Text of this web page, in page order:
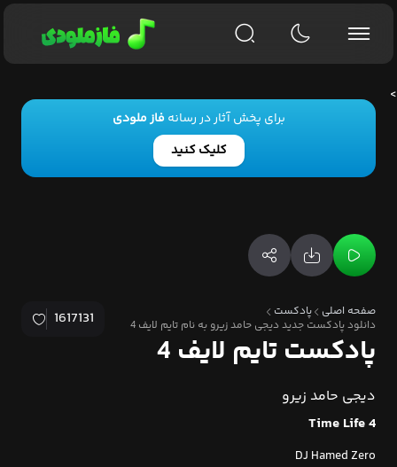
برای پخش آثار در رسانهفاز ملودی
کلیک کنید
صفحه اصلی
پادکست
دانلود پادکست جدید دیجی حامد زیرو به نام تایم لایف 4
1617131
پادکست تایم لایف 4
دیجی حامد زیرو
Time Life 4
DJ Hamed Zero
>